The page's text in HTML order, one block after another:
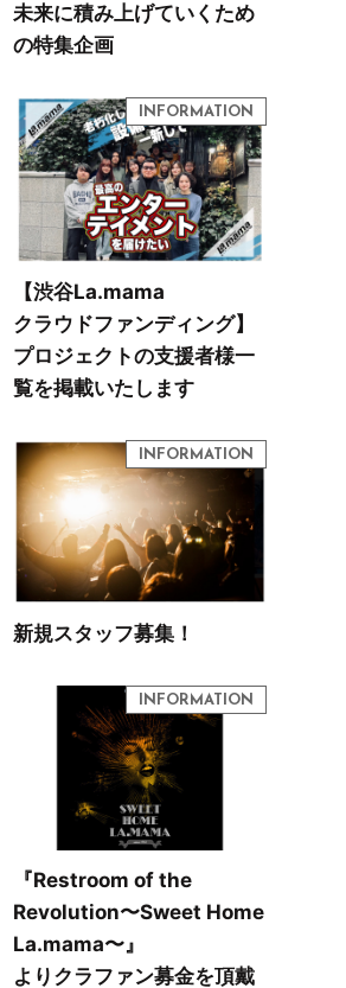
未来に積み上げていくため
の特集企画
【渋谷La.mama
クラウドファンディング】
プロジェクトの支援者様一
覧を掲載いたします
新規スタッフ募集！
『Restroom of the
Revolution〜Sweet Home
La.mama〜』
よりクラファン募金を頂戴